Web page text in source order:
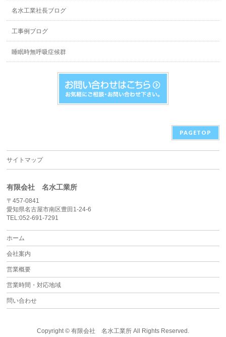
名水工業社長ブログ
工事例ブログ
睡眠時無呼吸症候群
PAGETOP
サイトマップ
有限会社 名水工業所
〒457-0841
愛知県名古屋市南区豊田1-24-6
TEL:052-691-7291
ホーム
会社案内
営業概要
営業時間・対応地域
問い合わせ
Copyright © 有限会社 名水工業所All Rights Reserved.